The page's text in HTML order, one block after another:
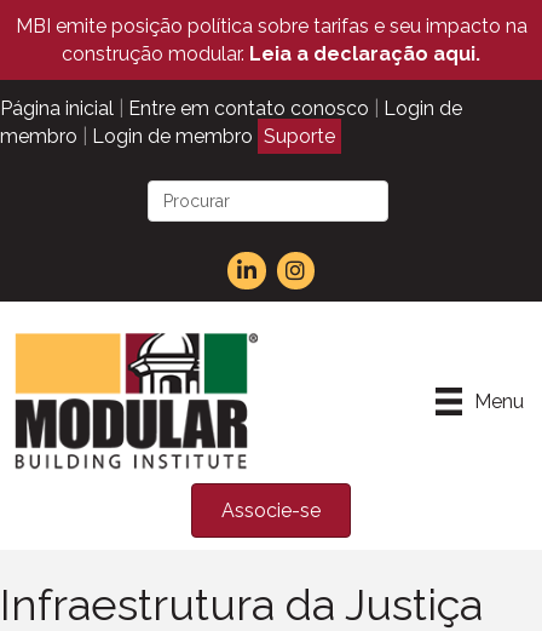
MBI emite posição política sobre tarifas e seu impacto na
construção modular. Leia a declaração aqui.
Página inicial Entre em contato conosco
Login de
membro
Login de membro Suporte
Menu
Associe-se
Infraestrutura da Justiça